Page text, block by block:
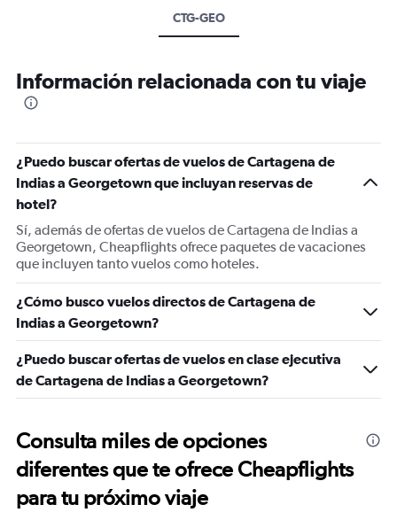
CTG-GEO
Información relacionada con tu viaje
¿Puedo buscar ofertas de vuelos de Cartagena de
Indias a Georgetown que incluyan reservas de
hotel?
Sí, además de ofertas de vuelos de Cartagena de Indias a
Georgetown, Cheapflights ofrece paquetes de vacaciones
que incluyen tanto vuelos como hoteles.
¿Cómo busco vuelos directos de Cartagena de
Indias a Georgetown?
¿Puedo buscar ofertas de vuelos en clase ejecutiva
de Cartagena de Indias a Georgetown?
Consulta miles de opciones
diferentes que te ofrece Cheapflights
para tu próximo viaje